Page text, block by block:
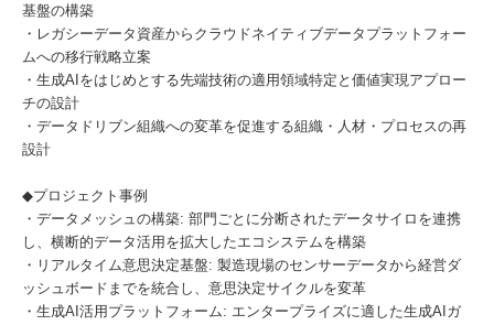
基盤の構築
・レガシーデータ資産からクラウドネイティブデータプラットフォー
ムへの移行戦略立案
・生成AIをはじめとする先端技術の適用領域特定と価値実現アプロー
チの設計
・データドリブン組織への変革を促進する組織・人材・プロセスの再
設計
◆プロジェクト事例
・データメッシュの構築: 部門ごとに分断されたデータサイロを連携
し、横断的データ活用を拡大したエコシステムを構築
・リアルタイム意思決定基盤: 製造現場のセンサーデータから経営ダ
ッシュボードまでを統合し、意思決定サイクルを変革
・生成AI活用プラットフォーム: エンタープライズに適した生成AIガ